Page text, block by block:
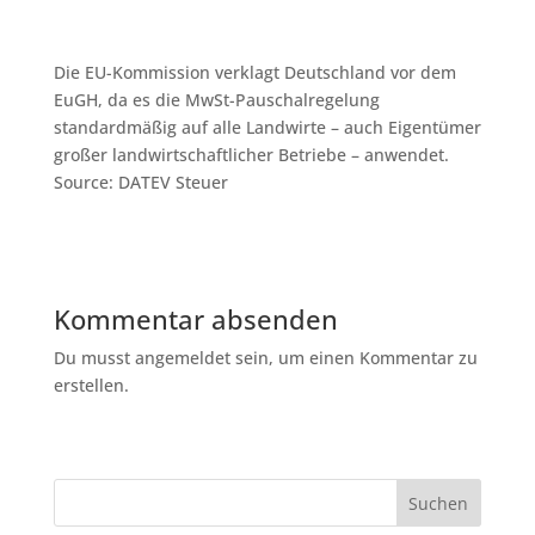
Die EU-Kommission verklagt Deutschland vor dem
EuGH, da es die MwSt-Pauschalregelung
standardmäßig auf alle Landwirte – auch Eigentümer
großer landwirtschaftlicher Betriebe – anwendet.
Source: DATEV Steuer
Kommentar absenden
Du musst angemeldet sein, um einen Kommentar zu
erstellen.